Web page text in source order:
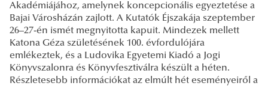
Akadémiájához, amelynek koncepcionális egyeztetése a
Bajai Városházán zajlott. A Kutatók Éjszakája szeptember
26–27-én ismét megnyitotta kapuit. Mindezek mellett
Katona Géza születésének 100. évfordulójára
emlékeztek, és a Ludovika Egyetemi Kiadó a Jogi
Könyvszalonra és Könyvfesztiválra készült a héten.
Részletesebb információkat az elmúlt hét eseményeiről a